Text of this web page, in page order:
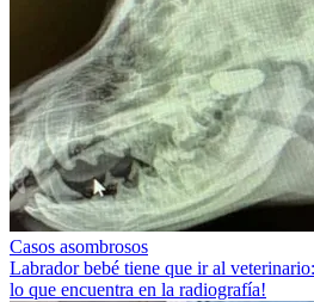
Casos asombrosos
Labrador bebé tiene que ir al
lo que encuentra en la radiografía!